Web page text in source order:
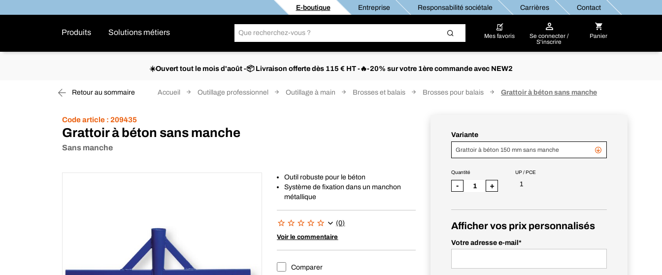
E-boutique Entreprise Responsabilité sociétale Carrières Contact
Produits Solutions métiers Mes favoris
Se connecter /
S'inscrire
Panier
☀️Ouvert tout le mois d'août -📦 Livraison offerte dès 115 € HT -🔥-20% sur votre 1ère commande avec NEW2
Retour au sommaire Accueil Outillage professionnel Outillage à main Brosses et balais Brosses pour balais Grattoir à béton sans manche
Code article : 209435
Grattoir à béton sans manche
Sans manche
Outil robuste pour le béton
Système de fixation dans un manchon
métallique
(0)
Voir le commentaire
Comparer
Variante
Grattoir à béton 150 mm sans manche
UP / PCE
1
Quantité
- +
Afficher vos prix personnalisés
Votre adresse e-mail *